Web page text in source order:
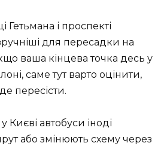
і проспекті
для пересадки на
ваша кінцева точка десь у
саме тут варто оцінити,
пересісти.
автобуси іноді
або змінюють схему через